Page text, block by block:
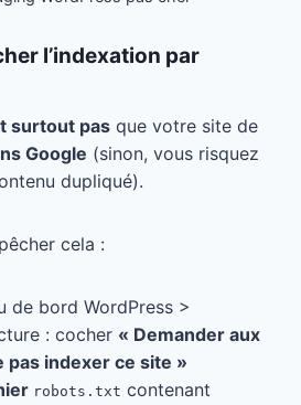
l’indexation par
surtout pas que votre site de
Google (sinon, vous risquez
dupliqué).
cela :
de bord WordPress >
: cocher « Demander aux
pas indexer ce site »
robots.txt contenant